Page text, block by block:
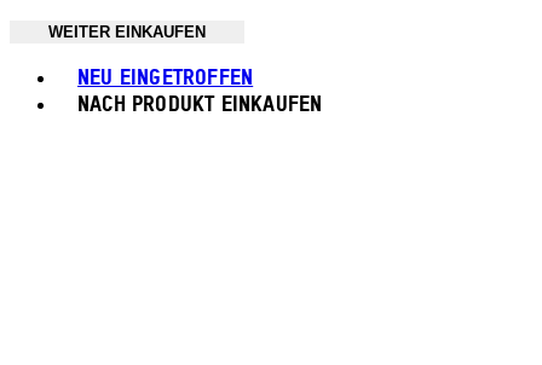
WEITER EINKAUFEN
NEU EINGETROFFEN
NACH PRODUKT EINKAUFEN